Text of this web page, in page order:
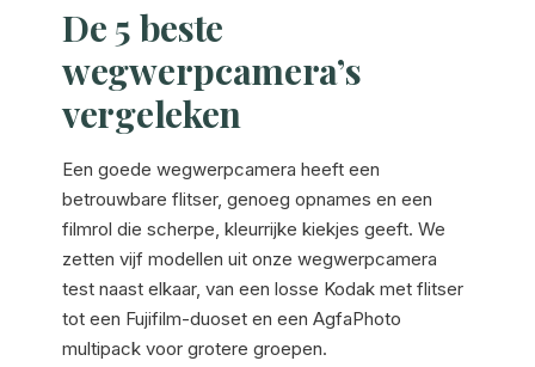
De 5 beste
wegwerpcamera’s
vergeleken
Een goede wegwerpcamera heeft een
betrouwbare flitser, genoeg opnames en een
filmrol die scherpe, kleurrijke kiekjes geeft. We
zetten vijf modellen uit onze wegwerpcamera
test naast elkaar, van een losse Kodak met flitser
tot een Fujifilm-duoset en een AgfaPhoto
multipack voor grotere groepen.